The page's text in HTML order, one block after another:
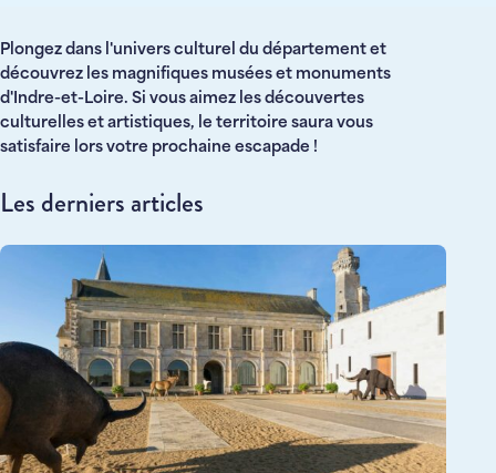
Plongez dans l'univers culturel du département et
découvrez les magnifiques musées et monuments
d'Indre-et-Loire. Si vous aimez les découvertes
culturelles et artistiques, le territoire saura vous
satisfaire lors votre prochaine escapade !
Les derniers articles